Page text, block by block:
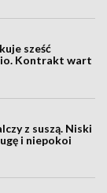
sześć
Kontrakt wart
z suszą. Niski
i niepokoi